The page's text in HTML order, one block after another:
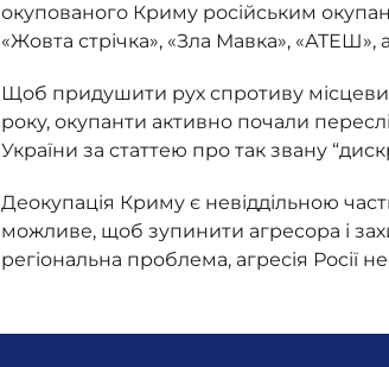
окупованого Криму російським
«Жовта стрічка», «Зла Мавка», «АТЕШ»,
Щоб придушити рух спротиву
року, окупанти активно почали
України за статтею про так звану
Деокупація Криму є невіддільною
можливе, щоб зупинити агресора і
регіональна проблема, агресія Росії